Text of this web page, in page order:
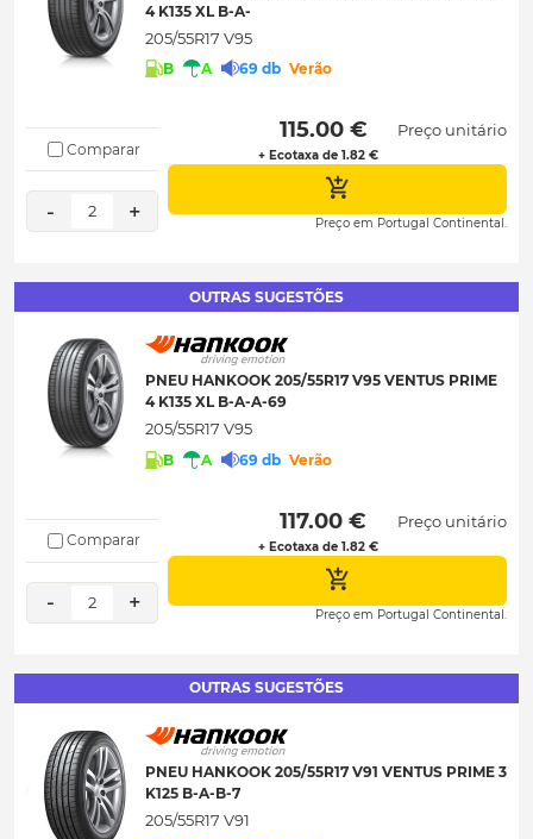
4 K135 XL B-A-
205/55R17 V95
B A 69 db Verão
Comparar
- 2 +
115.00 €
+ Ecotaxa de 1.82 €
Preço unitário
Preço em Portugal Continental.
OUTRAS SUGESTÕES
PNEU HANKOOK 205/55R17 V95 VENTUS PRIME
4 K135 XL B-A-A-69
205/55R17 V95
B A 69 db Verão
Comparar
- 2 +
117.00 €
+ Ecotaxa de 1.82 €
Preço unitário
Preço em Portugal Continental.
OUTRAS SUGESTÕES
PNEU HANKOOK 205/55R17 V91 VENTUS PRIME 3
K125 B-A-B-7
205/55R17 V91